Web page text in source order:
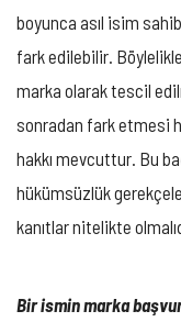
boyunca asıl isim
fark edilebilir.
marka olarak tescil
sonradan fark etmesi
hakkı mevcuttur. Bu
hükümsüzlük
kanıtlar nitelikte
Bir ismin marka